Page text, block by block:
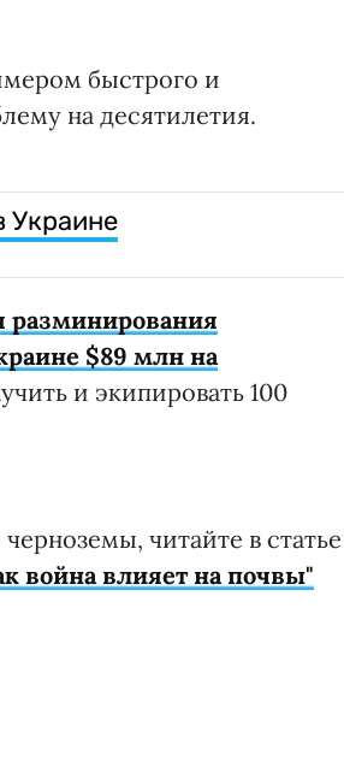
быстрого и
на десятилетия.
Украине
$89 млн на
и экипировать 100
читайте в статье
война влияет на почвы"